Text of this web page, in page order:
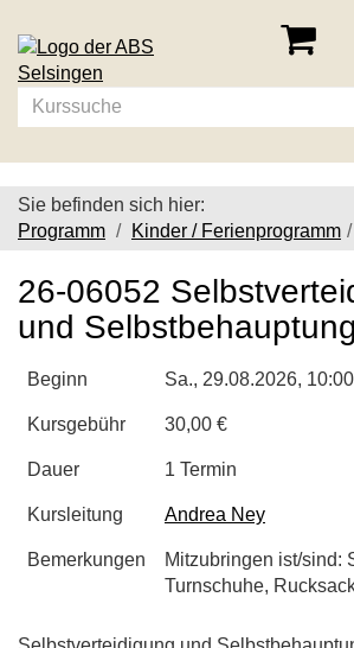
Sie befinden sich hier:
Programm
Kinder / Ferienprogramm
26-06052
und
Beginn Sa., 29.08.2026,
Kursgebühr 30,00 €
Dauer 1 Termin
Kursleitung Andrea Ney
Bemerkungen
Mitzubringen ist/sind:
Turnschuhe,